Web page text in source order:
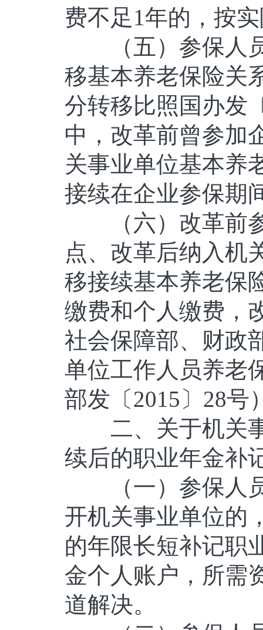
费不足1年的，按
（五）参保人员
移基本养老保险关
分转移比照国办发
中，改革前曾参加
关事业单位基本养
接续在企业参保期
（六）改革前参
点、改革后纳入机
移接续基本养老保
缴费和个人缴费，
社会保障部、财政
单位工作人员养老
部发〔2015〕28号
二、关于机关事
续后的职业年金补
（一）参保人员
开机关事业单位的
的年限长短补记职
金个人账户，所需
道解决。